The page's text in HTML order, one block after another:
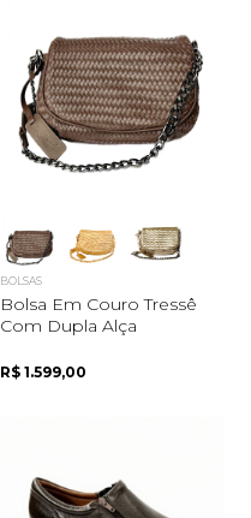
BOLSAS
Bolsa Em Couro Tressê
Com Dupla Alça
R$ 1.599,00